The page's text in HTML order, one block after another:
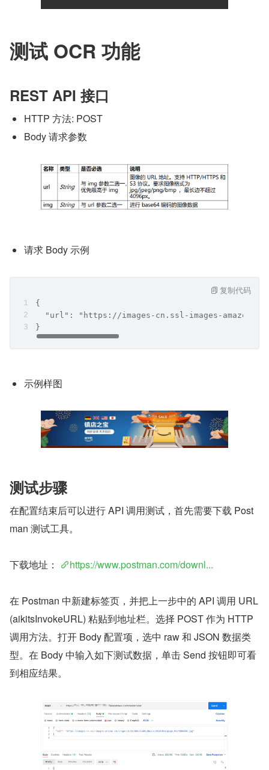
​测试 OCR 功能
REST API 接口
HTTP 方法: POST
Body 请求参数
请求 Body 示例
{
"url": "https://images-cn.ssl-images-
}
复制代码
示例样图
测试步骤
在配置结束后可以进行 API 调用测试，首先需要下载 Post
man 测试工具。
下载地址： https://www.postman.com/downl...
在 Postman 中新建标签页，并把上一步中的 API 调用 URL
(aikitsInvokeURL) 粘贴到地址栏。选择 POST 作为 HTTP
调用方法。打开 Body 配置项，选中 raw 和 JSON 数据类
型。在 Body 中输入如下测试数据，单击 Send 按钮即可看
到相应结果。